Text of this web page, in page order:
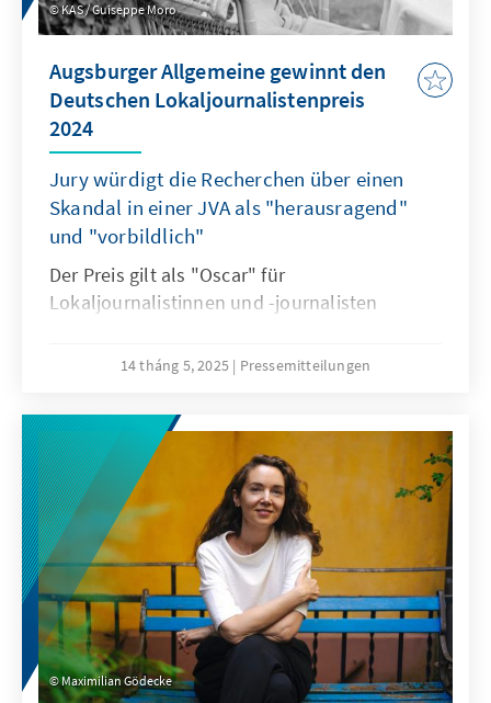
KAS / Guiseppe Moro
Augsburger Allgemeine gewinnt den
Deutschen Lokaljournalistenpreis
2024
Jury würdigt die Recherchen über einen
Skandal in einer JVA als "herausragend"
und "vorbildlich"
Der Preis gilt als "Oscar" für
Lokaljournalistinnen und -journalisten
14 tháng 5, 2025 Pressemitteilungen
Maximilian Gödecke